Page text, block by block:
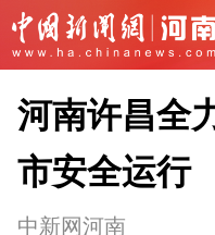
河南许昌全
市安全运行
中新网河南